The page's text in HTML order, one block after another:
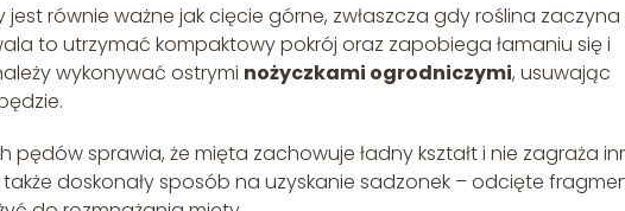
równie ważne jak cięcie górne, zwłaszcza gdy roślina zaczyna
to utrzymać kompaktowy pokrój oraz zapobiega łamaniu się i
wykonywać ostrymi nożyczkami ogrodniczymi, usuwając
sprawia, że mięta zachowuje ładny kształt i nie zagraża
doskonały sposób na uzyskanie sadzonek – odcięte